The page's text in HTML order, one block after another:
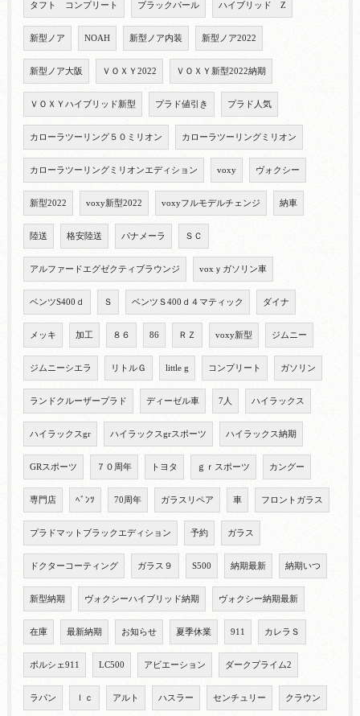
タフト コンプリート ブラックパール ハイブリッド Z
新型ノア NOAH 新型ノア内装 新型ノア2022
新型ノア大阪 ＶＯＸＹ2022 ＶＯＸＹ新型2022納期
ＶＯＸＹハイブリッド新型 プラド値引き プラド人気
カローラツーリング５０ミリオン カローラツーリングミリオン
カローラツーリングミリオンエディション voxy ヴォクシー
新型2022 voxy新型2022 voxyフルモデルチェンジ 納車
陸送 格安陸送 パナメーラ ＳＣ
アルファードエグゼクティブラウンジ voxｙガソリン車
ベンツS400ｄ Ｓ ベンツＳ400ｄ４マティック ダイナ
メッキ 加工 ８６ 86 ＲＺ voxy新型 ジムニー
ジムニーシエラ リトルＧ little g コンプリート ガソリン
ランドクルーザープラド ディーゼル車 7人 ハイラックス
ハイラックスgr ハイラックスgrスポーツ ハイラックス納期
GRスポーツ ７０周年 トヨタ ｇｒスポーツ カングー
専門店 ﾍﾞﾝﾂ 70周年 ガラスリペア 車 フロントガラス
プラドマットブラックエディション 予約 ガラス
ドクターコーティング ガラス９ S500 納期最新 納期いつ
新型納期 ヴォクシーハイブリッド納期 ヴォクシー納期最新
在庫 最新納期 お知らせ 夏季休業 911 カレラＳ
ポルシェ911 LC500 アビエーション ダークプライム2
ラパン ｌｃ アルト ハスラー センチュリー クラウン